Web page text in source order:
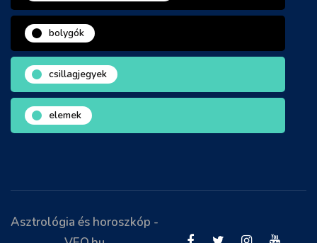
bolygók
csillagjegyek
elemek
Asztrológia és horoszkóp -